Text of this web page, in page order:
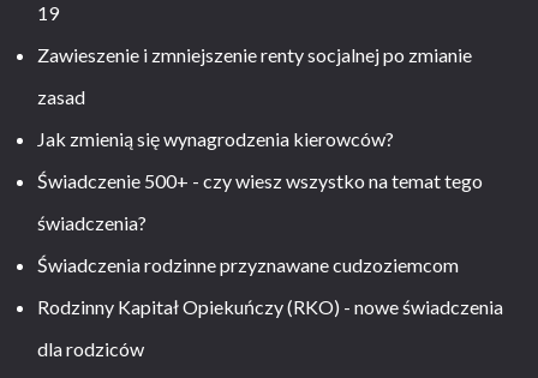
19
Zawieszenie i zmniejszenie renty socjalnej po zmianie
zasad
Jak zmienią się wynagrodzenia kierowców?
Świadczenie 500+ - czy wiesz wszystko na temat tego
świadczenia?
Świadczenia rodzinne przyznawane cudzoziemcom
Rodzinny Kapitał Opiekuńczy (RKO) - nowe świadczenia
dla rodziców